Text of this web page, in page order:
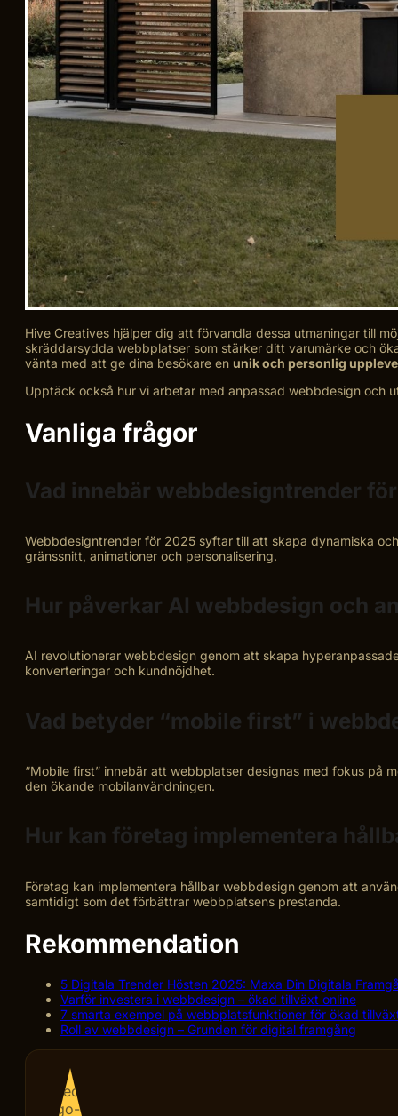
Hive Creatives hjälper dig att förvandla dessa utmaningar till
skräddarsydda webbplatser som stärker ditt varumärke och
vänta med att ge dina besökare en unik och personlig
Upptäck också hur vi arbetar med anpassad webbdesign och
Vanliga frågor
Vad innebär webbdesigntrender
Webbdesigntrender för 2025 syftar till att skapa dynamiska
gränssnitt, animationer och personalisering.
Hur påverkar AI webbdesign och
AI revolutionerar webbdesign genom att skapa
konverteringar och kundnöjdhet.
Vad betyder “mobile first” i
“Mobile first” innebär att webbplatser designas med fokus på
den ökande mobilanvändningen.
Hur kan företag implementera
Företag kan implementera hållbar webbdesign genom att
samtidigt som det förbättrar webbplatsens prestanda.
Rekommendation
5 Digitala Trender Hösten 2025: Maxa Din Digitala
Varför investera i webbdesign – ökad tillväxt online
7 smarta exempel på webbplatsfunktioner för ökad
Roll av webbdesign – Grunden för digital framgång